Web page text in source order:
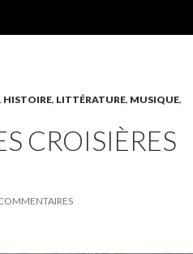
, HISTOIRE, LITTÉRATURE, MUSIQUE,
CROISIÈRES